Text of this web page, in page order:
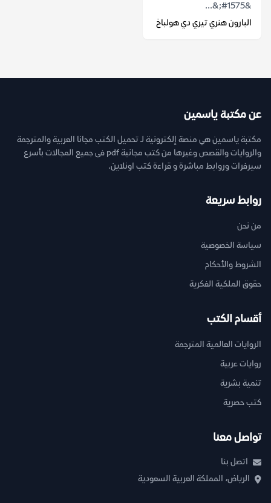
&#1575;&...
البارون هنري تيري دي هولباخ
عن مكتبة ياسمين
مكتبة ياسمين هي منصة إلكترونية لـ تحميل الكتب مجانا العربية والمترجمة
والروايات والقصص وغيرها من كتب مجانية pdf فى جميع المجالات بأسرع
سيرفرات وروابط مباشرة و قراءة كتب اونلاين.
روابط سريعة
من نحن
سياسة الخصوصية
الشروط والأحكام
حقوق الملكية الفكرية
أقسام الكتب
الروايات العالمية المترجمة
روايات عربية
تنمية بشرية
كتب حصرية
تواصل معنا
اتصل بنا
الرياض، المملكة العربية السعودية